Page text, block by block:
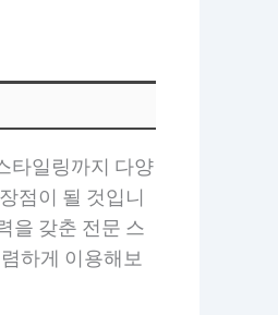
타일링까지 다양
점이 될 것입니
을 갖춘 전문 스
하게 이용해보